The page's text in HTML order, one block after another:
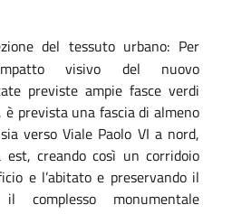
del tessuto urbano: Per
visivo del nuovo
previste ampie fasce verdi
prevista una fascia di almeno
verso Viale Paolo VI a nord,
creando così un corridoio
e l’abitato e preservando il
monumentale